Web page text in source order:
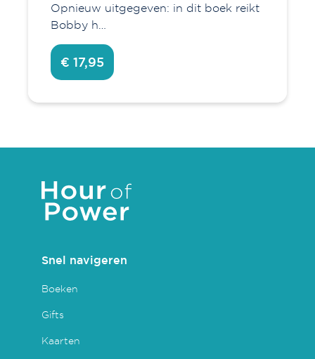
Opnieuw uitgegeven: in dit boek reikt
Bobby h…
€ 17,95
Snel navigeren
Boeken
Gifts
Kaarten